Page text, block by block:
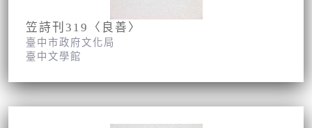
笠詩刊319〈良善〉
臺中市政府文化局
臺中文學館